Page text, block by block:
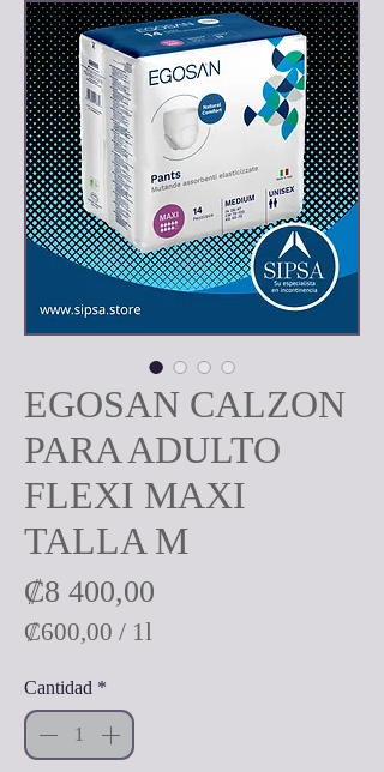
EGOSAN CALZON
PARA ADULTO
FLEXI MAXI
TALLA M
₡8 400,00
₡600,00 / 1l
por
1
Litro
Cantidad *